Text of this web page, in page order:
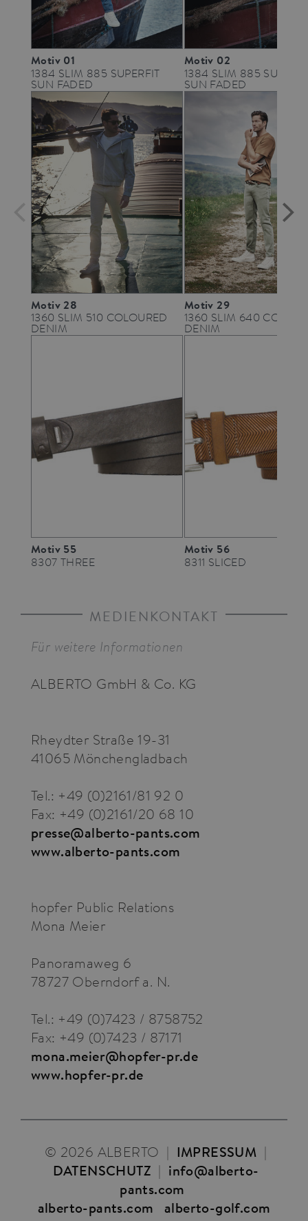
Motiv 01
1384 SLIM 885 SUPERFIT
SUN FADED
Motiv 02
1384 SLIM 885
SUN FADED
Motiv 28
1360 SLIM 510 COLOURED
DENIM
Motiv 29
1360 SLIM 640
DENIM
Motiv 55
8307 THREE
Motiv 56
8311 SLICED
MEDIENKONTAKT
Für weitere Informationen
ALBERTO GmbH & Co. KG
Rheydter Straße 19-31
41065 Mönchengladbach
Tel.: +49 (0)2161/81 92 0
Fax: +49 (0)2161/20 68 10
presse@alberto-pants.com
www.alberto-pants.com
hopfer Public Relations
Mona Meier
Panoramaweg 6
78727 Oberndorf a. N.
Tel.: +49 (0)7423 / 8758752
Fax: +49 (0)7423 / 87171
mona.meier@hopfer-pr.de
www.hopfer-pr.de
© 2026 ALBERTO | IMPRESSUM |
DATENSCHUTZ | info@alberto-
pants.com
alberto-pants.com
alberto-golf.com